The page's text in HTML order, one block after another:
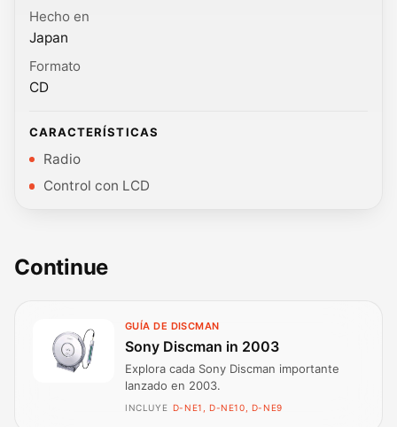
Hecho en
Japan
Formato
CD
CARACTERÍSTICAS
Radio
Control con LCD
Continue
GUÍA DE DISCMAN
Sony Discman in 2003
Explora cada Sony Discman importante
lanzado en 2003.
INCLUYE D-NE1, D-NE10, D-NE9